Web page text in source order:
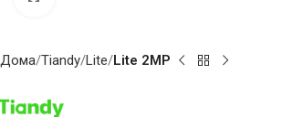
Дома Tiandy Lite Lite 2MP